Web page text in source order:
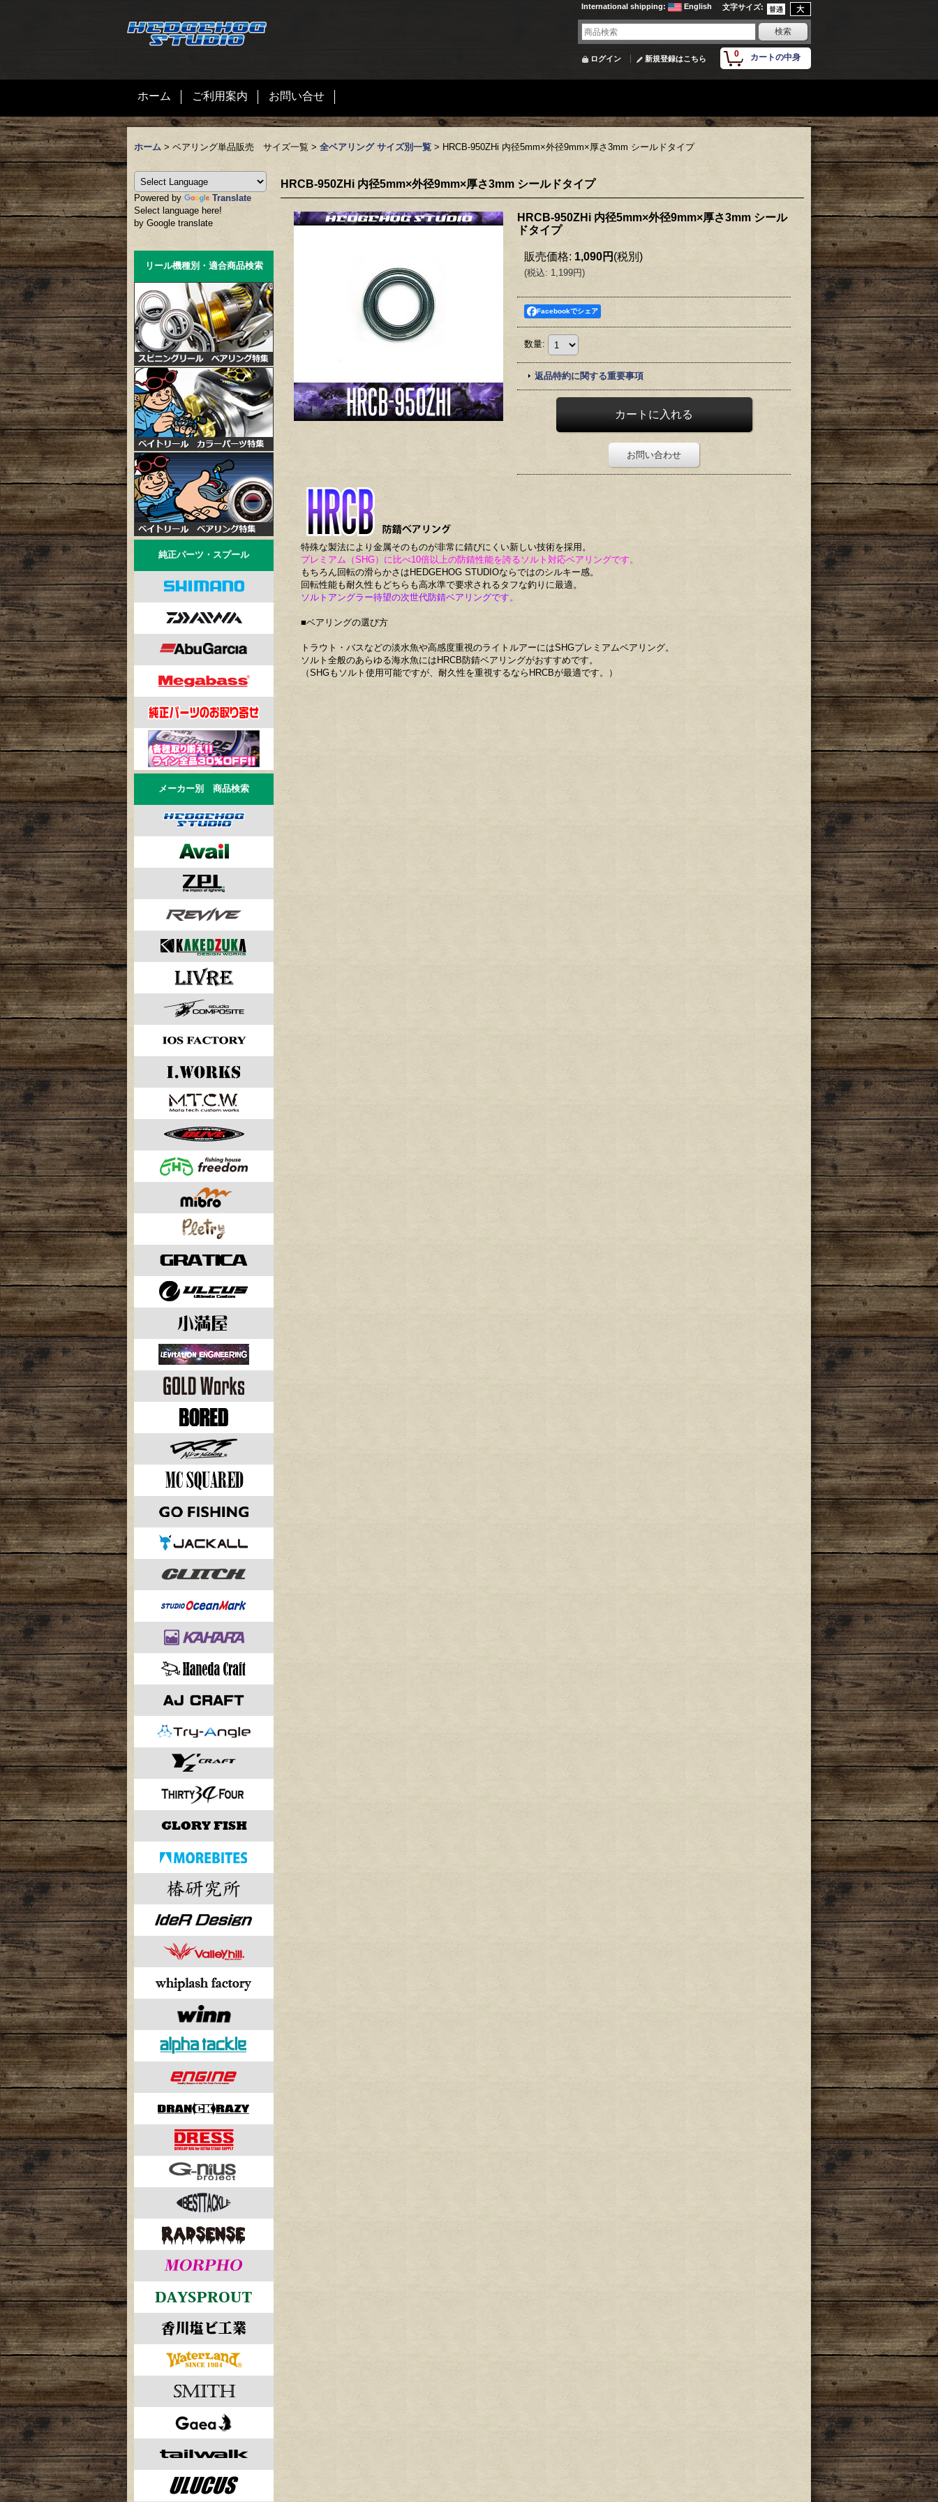
文字サイズ:
International shipping: English
0 カートの中身
ログイン 新規登録はこちら
ホーム ご利用案内 お問い合せ
ホーム > ベアリング単品販売 サイズ一覧 > 全ベアリング サイズ別一覧 > HRCB-950ZHi 内径5mm×外径9mm×厚さ3mm シールドタイプ
Powered by
Translate
Select language here!
by Google translate
リール機種別・適合商品検索
純正パーツ・スプール
メーカー別 商品検索
HRCB-950ZHi 内径5mm×外径9mm×厚さ3mm シールドタイプ
HRCB-950ZHi 内径5mm×外径9mm×厚さ3mm シール
ドタイプ
販売価格: 1,090円 (税別)
(税込: 1,199円)
Facebookでシェア
数量:
返品特約に関する重要事項
お問い合わせ
特殊な製法により金属そのものが非常に錆びにくい新しい技術を採用。
プレミアム（SHG）に比べ10倍以上の防錆性能を誇るソルト対応ベアリングです。
もちろん回転の滑らかさはHEDGEHOG STUDIOならではのシルキー感。
回転性能も耐久性もどちらも高水準で要求されるタフな釣りに最適。
ソルトアングラー待望の次世代防錆ベアリングです。
■ベアリングの選び方
トラウト・バスなどの淡水魚や高感度重視のライトルアーにはSHGプレミアムベアリング。
ソルト全般のあらゆる海水魚にはHRCB防錆ベアリングがおすすめです。
（SHGもソルト使用可能ですが、耐久性を重視するならHRCBが最適です。）